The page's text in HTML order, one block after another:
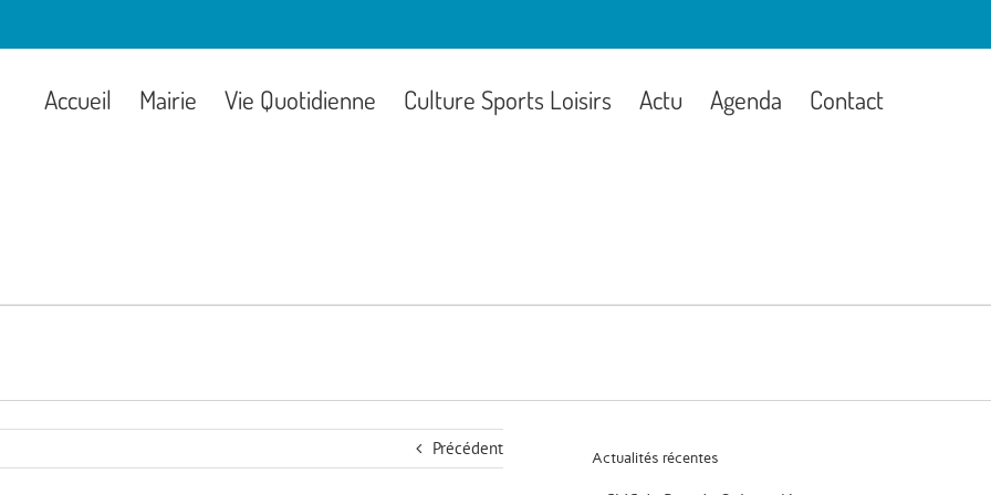
Accueil Mairie Vie Quotidienne Culture Sports Loisirs Actu Agenda Contact
Précédent Actualités récentes